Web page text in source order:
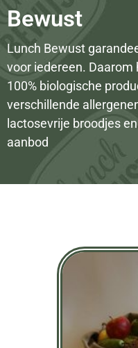
Bewust
Lunch Bewust
voor iedereen.
100% biologische
verschillende
lactosevrije broodjes
aanbod